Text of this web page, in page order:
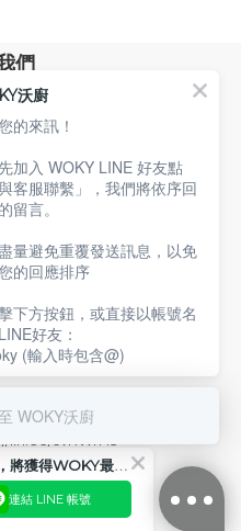
們
事
術
廚
務
款
政策
廚
2921 分機9
13:00 / 14:00-18:00
訂閱，將獲得WOKY最新消息
連結 LINE 帳號
沃廚
的來訊！
加入 WOKY LINE 好友點
客服聯繫」，我們將依序回
留言。
量避免重覆發送訊息，以免
的回應排序
下方按鈕，或直接以帳號名
好友：
(輸入時包含@)
WOKY沃廚